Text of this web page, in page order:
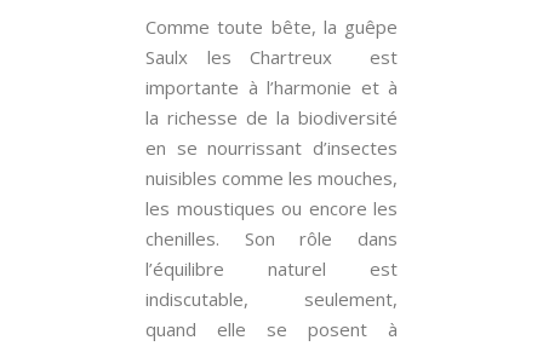
Comme toute bête, la guêpe
Saulx les Chartreux est
importante à l’harmonie et à
la richesse de la biodiversité
en se nourrissant d’insectes
nuisibles comme les mouches,
les moustiques ou encore les
chenilles. Son rôle dans
l’équilibre naturel est
indiscutable, seulement,
quand elle se posent à